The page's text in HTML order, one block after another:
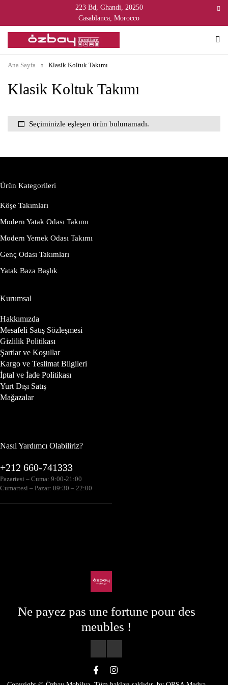
223 Bd, Ghandi, 20250
Casablanca, Morocco
Klasik Koltuk Takımı
Ana Sayfa Klasik Koltuk Takımı
Seçiminizle eşleşen ürün bulunamadı.
Ürün Kategorileri
Köşe Takımları
Modern Yatak Odası Takımı
Modern Yemek Odası Takımı
Genç Odası Takımları
Yatak Baza Başlık
Kurumsal
Hakkımızda
Mesafeli Satış Sözleşmesi
Gizlilik Politikası
Şartlar ve Koşullar
Kargo ve Teslimat Bilgileri
İptal ve İade Politikası
Yurt Dışı Satış
Mağazalar
Nasıl Yardımcı Olabiliriz?
+212 660-741333
Pazartesi – Cuma: 9:00-21:00
Cumartesi – Pazar: 09:30 – 22:00
Ne payez pas une fortune pour des
meubles !